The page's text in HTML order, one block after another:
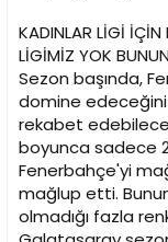
KADINLAR LİGİ İÇİN
LİGİMİZ YOK
Sezon başında,
domine
rekabet
boyunca sadece
Fenerbahçe'yi
mağlup etti.
olmadığı fazla